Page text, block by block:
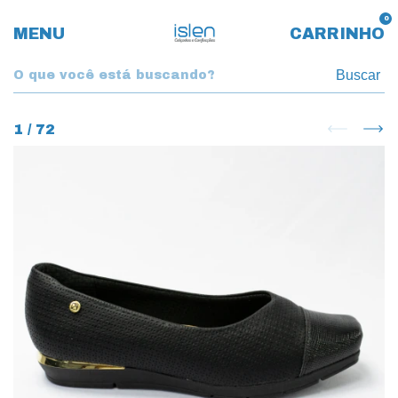
MENU CARRINHO
0
Buscar
1 / 72